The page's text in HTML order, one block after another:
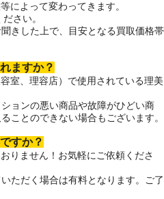
によって変わってきます。
さい。
きした上で、目安となる買取価格帯
ますか？
室、理容店）で使用されている理美
ョンの悪い商品や故障がひどい商
ことのできない場合もございます。
すか？
りません！お気軽にご依頼くださ
ただく場合は有料となります。ご了